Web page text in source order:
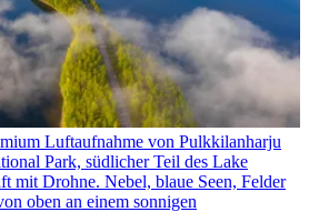
Luftaufnahme von Pulkkilanharju
Park, südlicher Teil des Lake
mit Drohne. Nebel, blaue Seen, Felder
oben an einem sonnigen